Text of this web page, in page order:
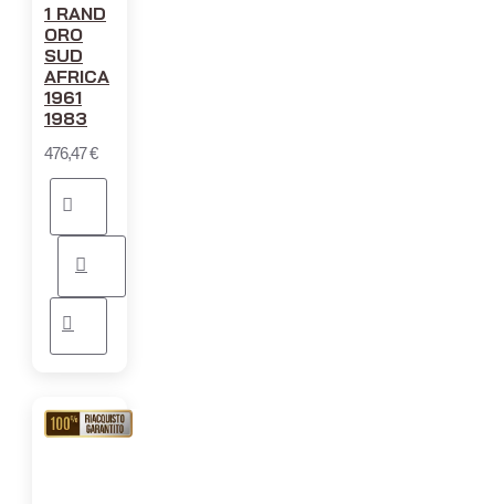
1 RAND
ORO
SUD
AFRICA
1961
1983
476,47 €
RIACQUISTO